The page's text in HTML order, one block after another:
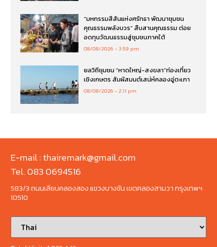
“มหกรรมสีสันแห่งศรัทธา พัฒนาชุมชน
คุณธรรมพลังบวร” สืบสานคุณธรรม ต่อย
อดทุนวัฒนธรรมสู่ชุมชนภาคใต้
08/08/2026 3:59 pm
ยลวิถีชุมชน “หาดใหญ่-สงขลา”ท่องเที่ยว
เชิงเกษตร สัมผัสมนต์เสน่ห์คลองอู่ตะเภา
08/08/2026 2:11 pm
E-mail : thairemark@gmail.com
Tel. 083 0694516
583/3 ถนนเลียบคลองสอง แขวงบางชัน เขตคลองสามวา กรุงเทพฯ
10510